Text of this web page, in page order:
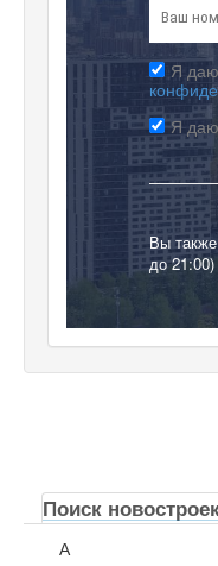
Я
Я даю
Вы
до 21:00)
Поиск
А